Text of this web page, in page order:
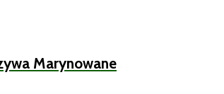
Marynowane